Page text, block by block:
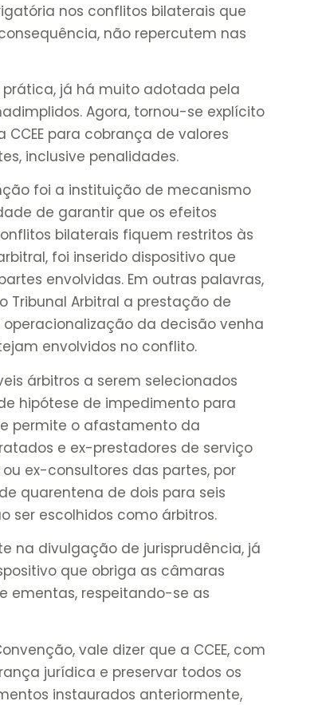
nos conflitos bilaterais que
não repercutem nas
já há muito adotada pela
Agora, tornou-se explícito
para cobrança de valores
inclusive penalidades.
foi a instituição de mecanismo
de garantir que os efeitos
bilaterais fiquem restritos às
foi inserido dispositivo que
envolvidas. Em outras palavras,
Tribunal Arbitral a prestação de
da decisão venha
envolvidos no conflito.
árbitros a serem selecionados
hipótese de impedimento para
permite o afastamento da
e ex-prestadores de serviço
ex-consultores das partes, por
quarentena de dois para seis
ser escolhidos como árbitros.
na divulgação de jurisprudência, já
que obriga as câmaras
ementas, respeitando-se as
vale dizer que a CCEE, com
jurídica e preservar todos os
instaurados anteriormente,